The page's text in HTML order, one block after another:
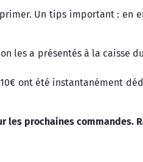
Un tips important : en
les a présentés à la caisse
ont été instantanément
prochaines commandes.